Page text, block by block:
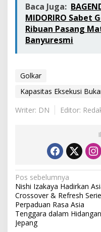
Baca Juga:
MIDORIRO Sabet
Ribuan Pasang
Banyuresmi
Golkar
Kapasitas Eksekusi
Writer: DN
Editor:
N
a
v
i
Pos sebelumnya
Nishi Izakaya Hadirkan
Crossover & Refresh
Perpaduan Rasa Asia
Tenggara dalam Hidangan
Jepang